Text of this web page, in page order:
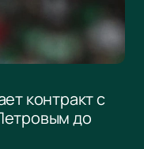
контракт с
до